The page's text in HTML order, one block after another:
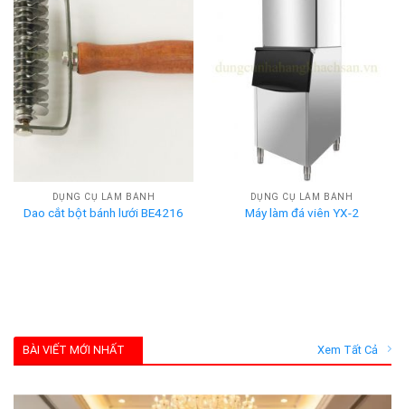
DỤNG CỤ LÀM BÁNH
Dao cắt bột bánh lưới BE4216
DỤNG CỤ LÀM BÁNH
Máy làm đá viên YX-2
BÀI VIẾT MỚI NHẤT Xem Tất Cả